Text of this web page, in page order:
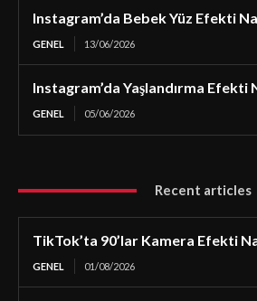
Instagram’da Bebek Yüz Efekti
GENEL 13/06/2026
Instagram’da Yaşlandırma Efekti
GENEL 05/06/2026
Recent articles
TikTok’ta 90’lar Kamera Efekti
GENEL 01/08/2026